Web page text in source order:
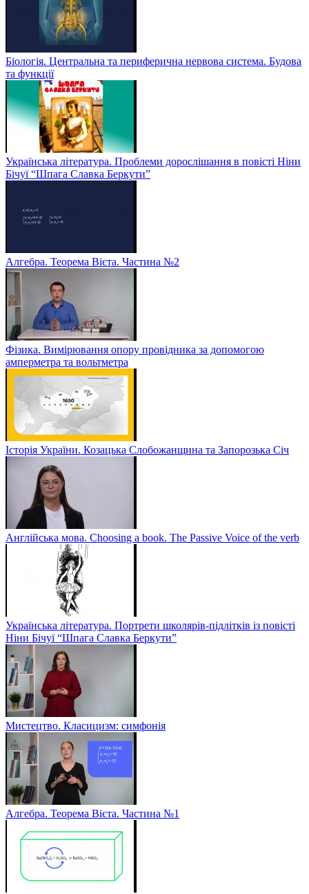
Біологія. Центральна та периферична нервова система. Будова
та функції
Українська література. Проблеми дорослішання в повісті Ніни
Бічуї “Шпага Славка Беркути”
Алгебра. Теорема Вієта. Частина №2
Фізика. Вимірювання опору провідника за допомогою
амперметра та вольтметра
Історія України. Козацька Слобожанщина та Запорозька Січ
Англійська мова. Choosing a book. The Passive Voice of the verb
Українська література. Портрети школярів-підлітків із повісті
Ніни Бічуї “Шпага Славка Беркути”
Мистецтво. Класицизм: симфонія
Алгебра. Теорема Вієта. Частина №1